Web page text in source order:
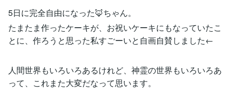
5日に完全自由になった🦊ちゃん。
たまたま作ったケーキが、お祝いケーキにもなっていたこ
とに、作ろうと思った私すごーいと自画自賛しました←
人間世界もいろいろあるけれど、神霊の世界もいろいろあ
って、これまた大変だなって思います。